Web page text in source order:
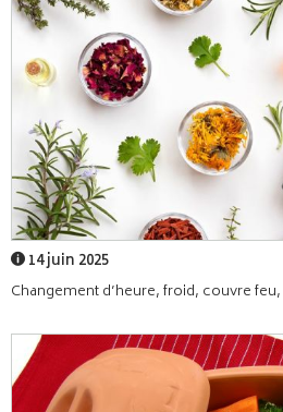
14 juin 2025
Changement d’heure, froid, couvre feu,